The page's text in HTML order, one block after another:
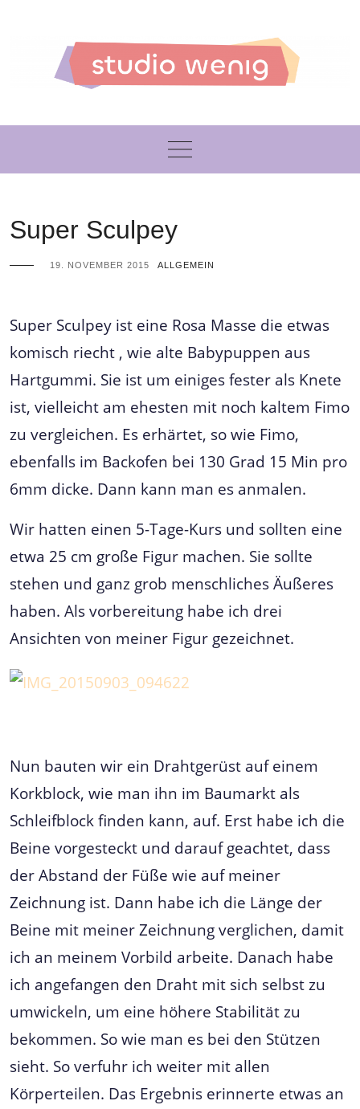
Super Sculpey
19. NOVEMBER 2015 ALLGEMEIN
Super Sculpey ist eine Rosa Masse die etwas
komisch riecht , wie alte Babypuppen aus
Hartgummi. Sie ist um einiges fester als Knete
ist, vielleicht am ehesten mit noch kaltem Fimo
zu vergleichen. Es erhärtet, so wie Fimo,
ebenfalls im Backofen bei 130 Grad 15 Min pro
6mm dicke. Dann kann man es anmalen.
Wir hatten einen 5-Tage-Kurs und sollten eine
etwa 25 cm große Figur machen. Sie sollte
stehen und ganz grob menschliches Äußeres
haben. Als vorbereitung habe ich drei
Ansichten von meiner Figur gezeichnet.
Nun bauten wir ein Drahtgerüst auf einem
Korkblock, wie man ihn im Baumarkt als
Schleifblock finden kann, auf. Erst habe ich die
Beine vorgesteckt und darauf geachtet, dass
der Abstand der Füße wie auf meiner
Zeichnung ist. Dann habe ich die Länge der
Beine mit meiner Zeichnung verglichen, damit
ich an meinem Vorbild arbeite. Danach habe
ich angefangen den Draht mit sich selbst zu
umwickeln, um eine höhere Stabilität zu
bekommen. So wie man es bei den Stützen
sieht. So verfuhr ich weiter mit allen
Körperteilen. Das Ergebnis erinnerte etwas an